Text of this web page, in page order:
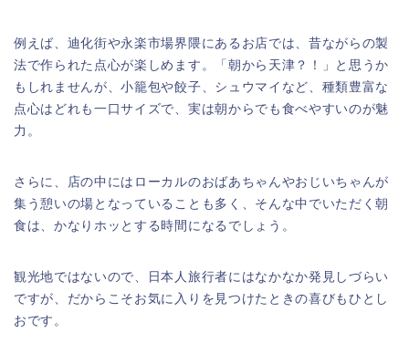
例えば、迪化街や永楽市場界隈にあるお店では、昔ながらの製
法で作られた点心が楽しめます。「朝から天津？！」と思うか
もしれませんが、小籠包や餃子、シュウマイなど、種類豊富な
点心はどれも一口サイズで、実は朝からでも食べやすいのが魅
力。
さらに、店の中にはローカルのおばあちゃんやおじいちゃんが
集う憩いの場となっていることも多く、そんな中でいただく朝
食は、かなりホッとする時間になるでしょう。
観光地ではないので、日本人旅行者にはなかなか発見しづらい
ですが、だからこそお気に入りを見つけたときの喜びもひとし
おです。